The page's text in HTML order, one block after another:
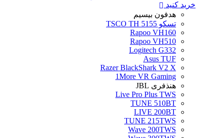
خرید کنید
هدفون بیسیم
تسکو TSCO TH 5155
Rapoo VH160
Rapoo VH510
Logitech G332
Asus TUF
Razer BlackShark V2 X
1More VR Gaming
هنذفری JBL
Live Pro Plus TWS
TUNE 510BT
LIVE 200BT
TUNE 215TWS
Wave 200TWS